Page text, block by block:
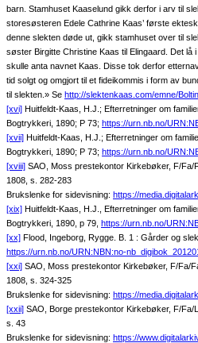
barn. Stamhuset Kaaselund gikk derfor i arv til
storesøsteren Edele Cathrine Kaas’ første
denne slekten døde ut, gikk stamhuset over til
søster Birgitte Christine Kaas til Elingaard. Det lå
skulle anta navnet Kaas. Disse tok derfor
tid solgt og omgjort til et fideikommis i form av
til slekten.» Se http://slektenkaas.com/emne/
[xvi] Huitfeldt-Kaas, H.J.; Efterretninger om
Bogtrykkeri, 1890; P 73; https://urn.nb.no/
[xvii] Huitfeldt-Kaas, H.J.; Efterretninger om
Bogtrykkeri, 1890; P 73; https://urn.nb.no/
[xviii] SAO, Moss prestekontor Kirkebøker, F/Fa/
1808, s. 282-283
Brukslenke for sidevisning: https://
[xix] Huitfeldt-Kaas, H.J., Efterretninger om
Bogtrykkeri, 1890, p 79, https://urn.nb.no/
[xx] Flood, Ingeborg, Rygge. B. 1 : Gårder og
https://urn.nb.no/URN:NBN:no-
[xxi] SAO, Moss prestekontor Kirkebøker, F/Fa/
1808, s. 324-325
Brukslenke for sidevisning: https://
[xxii] SAO, Borge prestekontor Kirkebøker, F/Fa/
s. 43
Brukslenke for sidevisning: https://